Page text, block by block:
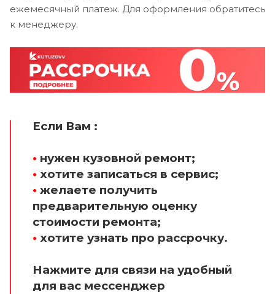
ежемесячный платеж. Для оформления обратитесь
к менеджеру.
Если Вам :
• нужен кузовной ремонт;
• хотите записаться в сервис;
• желаете получить
предварительную оценку
стоимости ремонта;
• хотите узнать про рассрочку.
Нажмите для связи на удобный
для вас мессенджер